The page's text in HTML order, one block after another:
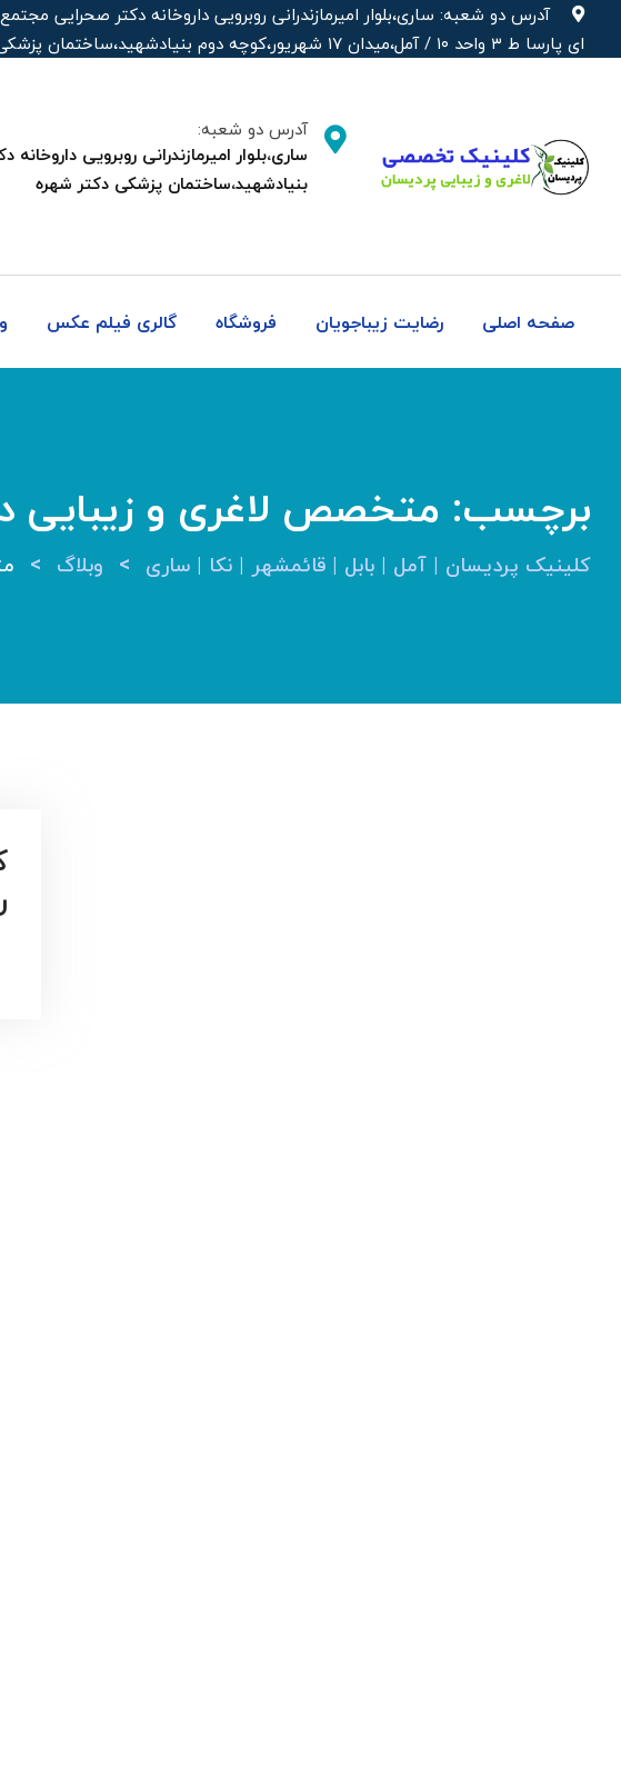
آدرس دو شعبه: ساری،بلوار امیرمازندرانی روبرویی داروخانه‌ دکتر صحرایی
ای پارسا ط ۳ واحد ۱۰ / آمل،میدان ۱۷ شهریور،کوچه دوم بنیادشهید،ساختمان پزشکی دکتر شهره
آدرس دو شعبه:
بنیادشهید،ساختمان پزشکی دکتر شهره
صفحه اصلی رضایت زیباجویان فروشگاه گالری فیلم عکس
برچسب: متخصص لاغری و زیبایی
کلینیک پردیسان | آمل | بابل | قائمشهر | نکا | ساری > وبلاگ >